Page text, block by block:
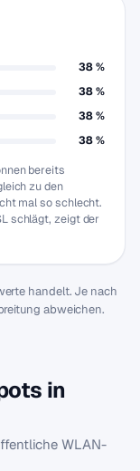
38 %
38 %
38 %
38 %
bereits
zu den
mal so schlecht.
schlägt, zeigt der
handelt. Je nach
abweichen.
in
WLAN-